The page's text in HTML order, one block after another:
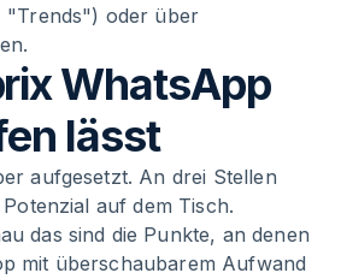
oder über
WhatsApp
lässt
aufgesetzt. An drei Stellen
auf dem Tisch.
das sind die Punkte, an denen
mit überschaubarem Aufwand